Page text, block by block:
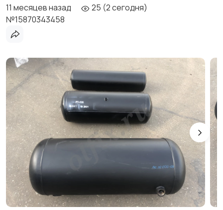
11 месяцев назад
25 (2 сегодня)
№15870343458